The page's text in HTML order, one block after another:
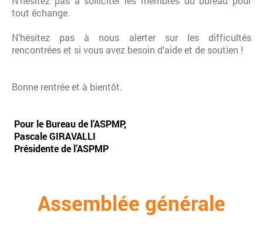
tout échange.
N’hésitez pas à nous alerter sur les difficultés
rencontrées et si vous avez besoin d’aide et de soutien !
Bonne rentrée et à bientôt.
Pour le Bureau de l’ASPMP,
Pascale GIRAVALLI
Présidente de l’ASPMP
Assemblée générale